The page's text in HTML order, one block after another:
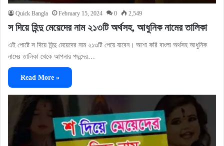
Quick Bangla February 15, 2024 0 2,549
স দিয়ে হিন্দু মেয়েদের নাম ২১৩টি অর্থসহ, আধুনিক নামের তালিকা
এই পোষ্টে স দিয়ে হিন্দু মেয়েদের নাম ২১৩টি পেয়ে যাবেন। আশা করি বাংলা অর্থসহ আধুনিক
নামের তালিকা থেকে আপনার পছন্দের…
Read More »